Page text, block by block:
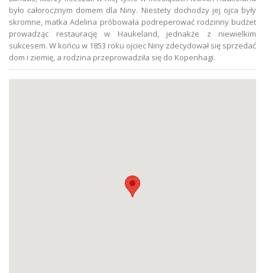
było całorocznym domem dla Niny. Niestety dochodzy jej ojca były
skromne, matka Adelina próbowała podreperować rodzinny budżet
prowadząc restaurację w Haukeland, jednakże z niewielkim
sukcesem. W końcu w 1853 roku ojciec Niny zdecydował się sprzedać
dom i ziemię, a rodzina przeprowadziła się do Kopenhagi.